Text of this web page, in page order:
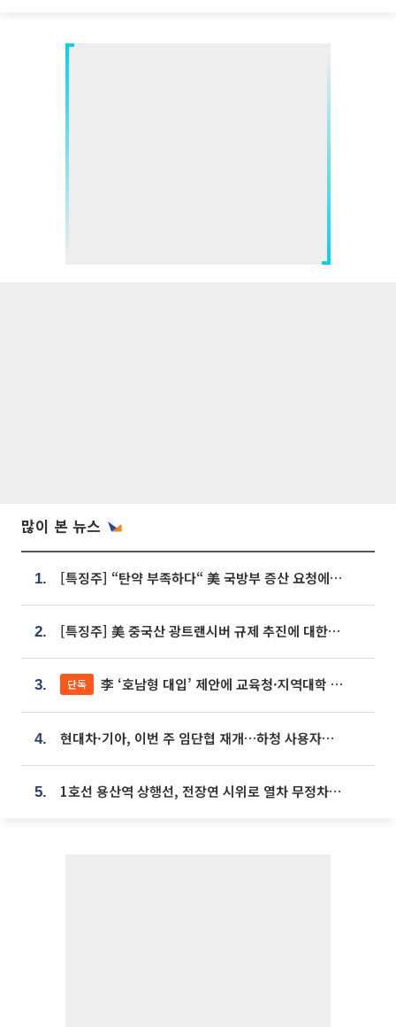
많이 본 뉴스
1. [특징주] “탄약 부족하다“ 美 국방부 증산 요청에⋯국내 방산주 급등세
2. [특징주] 美 중국산 광트랜시버 규제 추진에 대한광통신 등 광통신株 강세
3. 단독 李 ‘호남형 대입’ 제안에 교육청·지역대학 서·논술형 입시 연계 '착수'
4. 현대차·기아, 이번 주 임단협 재개…하청 사용자성 재심도 ‘변수’
5. 1호선 용산역 상행선, 전장연 시위로 열차 무정차 운행